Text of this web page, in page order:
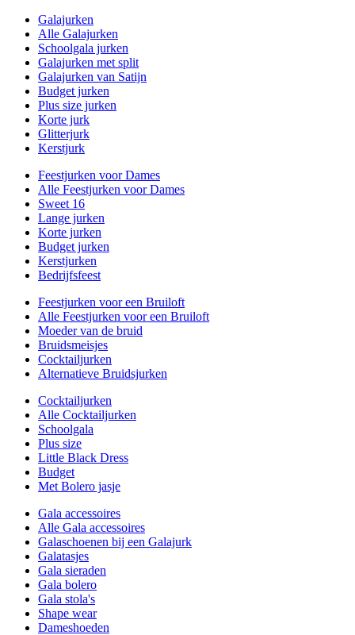
Galajurken
Alle Galajurken
Schoolgala jurken
Galajurken met split
Galajurken van Satijn
Budget jurken
Plus size jurken
Korte jurk
Glitterjurk
Kerstjurk
Feestjurken voor Dames
Alle Feestjurken voor Dames
Sweet 16
Lange jurken
Korte jurken
Budget jurken
Kerstjurken
Bedrijfsfeest
Feestjurken voor een Bruiloft
Alle Feestjurken voor een Bruiloft
Moeder van de bruid
Bruidsmeisjes
Cocktailjurken
Alternatieve Bruidsjurken
Cocktailjurken
Alle Cocktailjurken
Schoolgala
Plus size
Little Black Dress
Budget
Met Bolero jasje
Gala accessoires
Alle Gala accessoires
Galaschoenen bij een Galajurk
Galatasjes
Gala sieraden
Gala bolero
Gala stola's
Shape wear
Dameshoeden